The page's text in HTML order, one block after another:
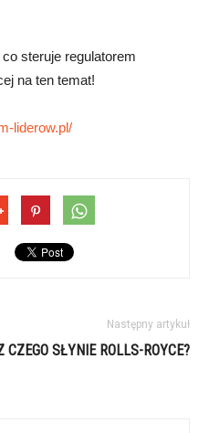
steruje regulatorem
na ten temat!
liderow.pl/
Następny artykuł
CZEGO SŁYNIE ROLLS-ROYCE?